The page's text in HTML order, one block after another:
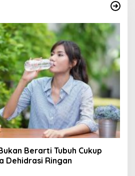
Berarti Tubuh Cukup
Dehidrasi Ringan